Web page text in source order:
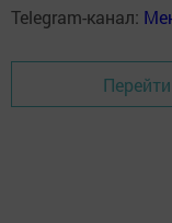
Telegram-канал: